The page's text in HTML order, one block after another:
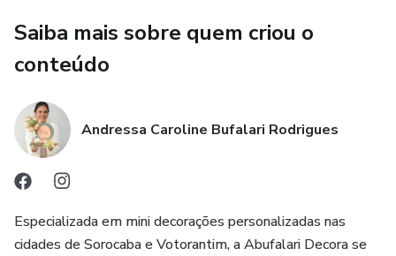
Saiba mais sobre quem criou o
conteúdo
Andressa Caroline Bufalari Rodrigues
Especializada em mini decorações personalizadas nas
cidades de Sorocaba e Votorantim, a Abufalari Decora se